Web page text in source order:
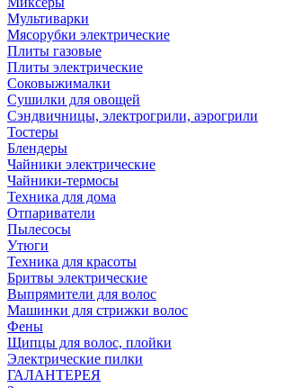
Мультиварки
Мясорубки электрические
Плиты газовые
Плиты электрические
Соковыжималки
Сушилки для овощей
Сэндвичницы, электрогрили, аэрогрили
Тостеры
Блендеры
Чайники электрические
Чайники-термосы
Техника для дома
Отпариватели
Пылесосы
Утюги
Техника для красоты
Бритвы электрические
Выпрямители для волос
Машинки для стрижки волос
Фены
Щипцы для волос, плойки
Электрические пилки
ГАЛАНТЕРЕЯ